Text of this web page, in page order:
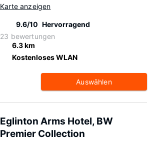
Karte anzeigen
9.6/10 Hervorragend
23 bewertungen
6.3 km
Kostenloses WLAN
Auswählen
Eglinton Arms Hotel, BW
Premier Collection